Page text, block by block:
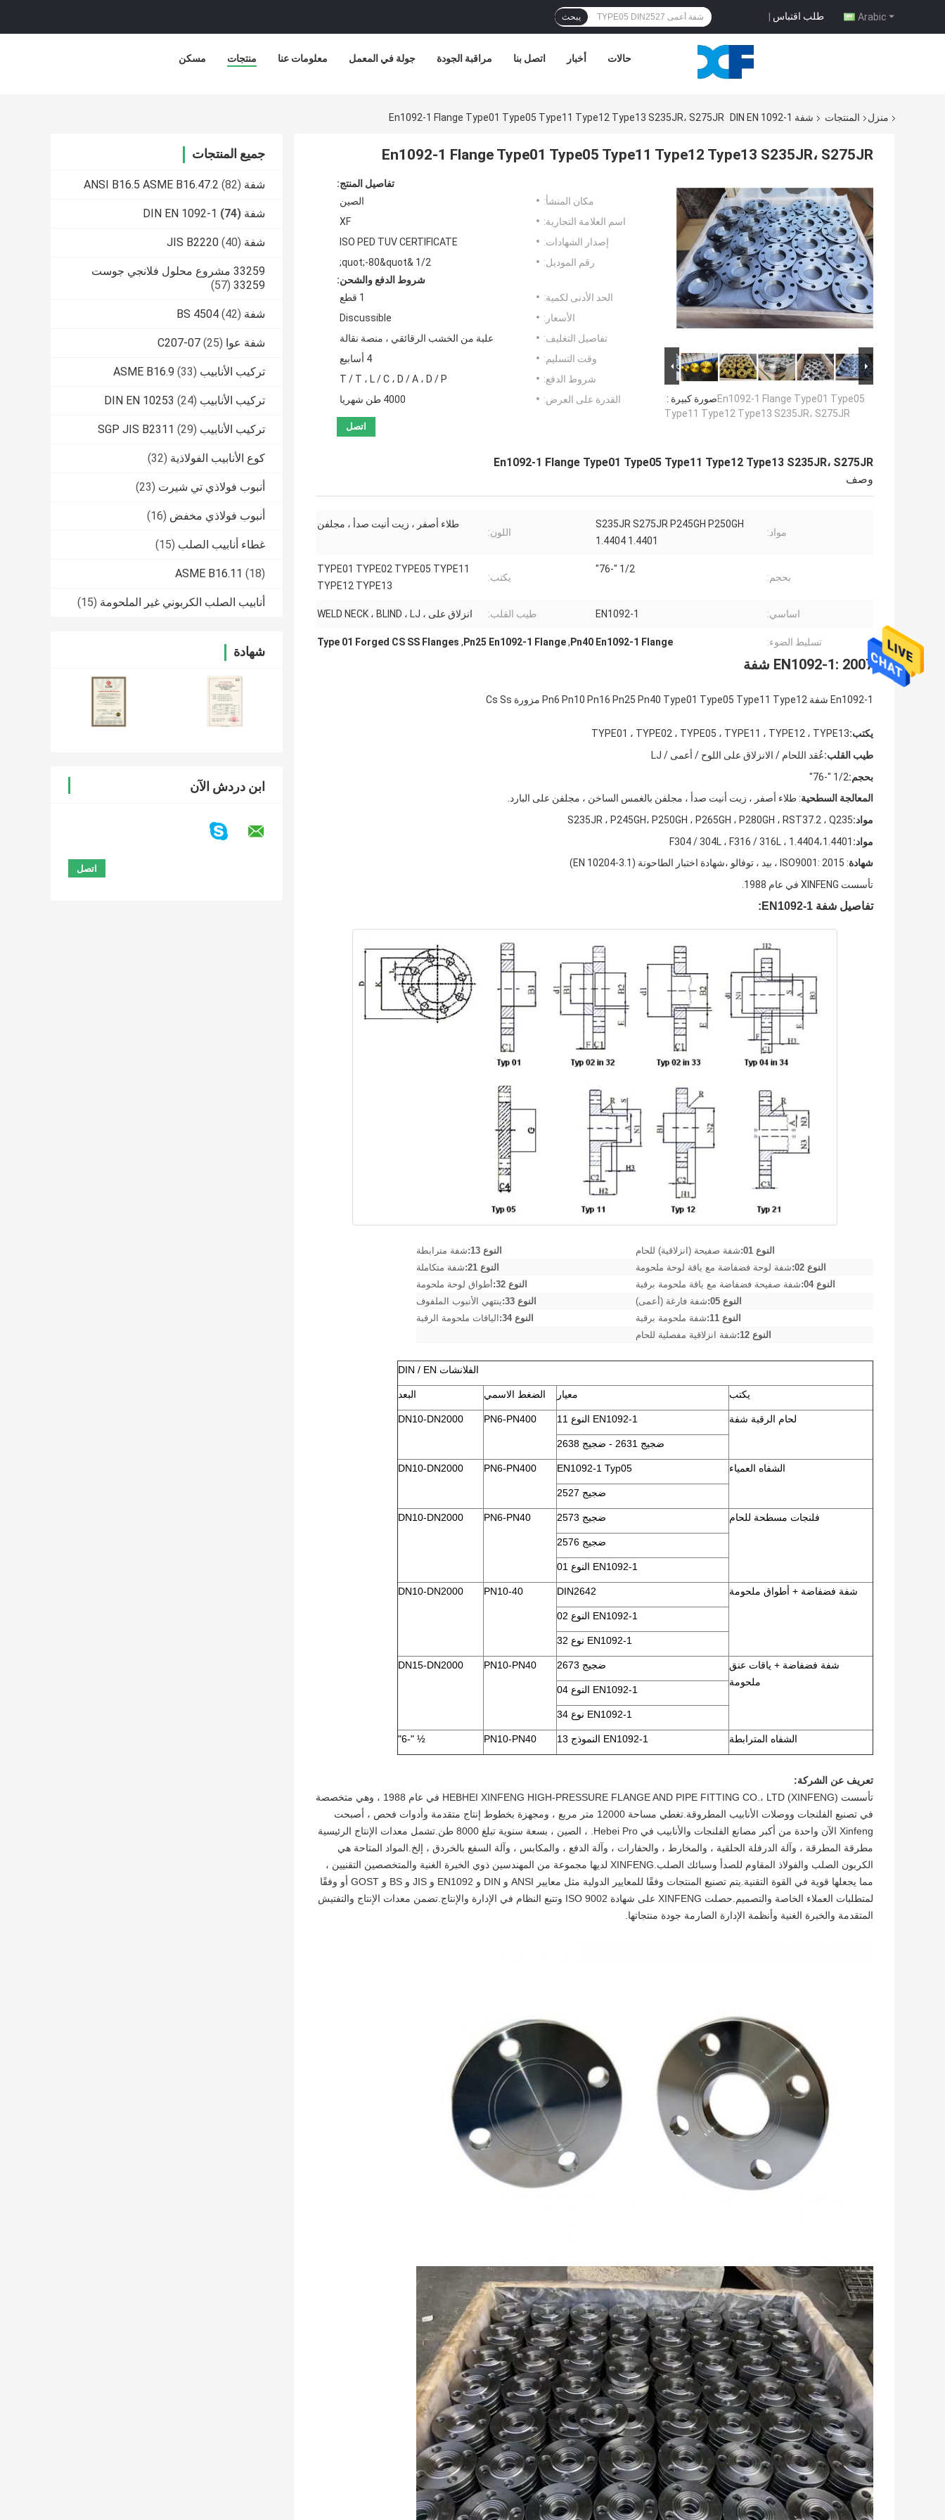
اترك رسالة
Arabic طلب اقتباس | يبحث
مسكن منتجات معلومات عنا جولة في المعمل مراقبة الجودة اتصل بنا أخبار حالات
منزل المنتجات شفة DIN EN 1092-1 En1092-1 Flange Type01 Type05 Type11 Type12 Type13 S235JR، S275JR
جميع المنتجات
شفة ANSI B16.5 ASME B16.47.2 (82)
شفة DIN EN 1092-1 (74)
شفة JIS B2220 (40)
33259 مشروع محلول فلانجي جوست
33259
(57)
شفة BS 4504 (42)
شفة عوا C207-07 (25)
تركيب الأنابيب ASME B16.9 (33)
تركيب الأنابيب DIN EN 10253 (24)
تركيب الأنابيب SGP JIS B2311 (29)
كوع الأنابيب الفولاذية (32)
أنبوب فولاذي تي شيرت (23)
أنبوب فولاذي مخفض (16)
غطاء أنابيب الصلب (15)
ASME B16.11 (18)
أنابيب الصلب الكربوني غير الملحومة (15)
شهادة
ابن دردش الآن
En1092-1 Flange Type01 Type05 Type11 Type12 Type13 S235JR، S275JR
صورة كبيرة :En1092-1 Flange Type01 Type05
Type11 Type12 Type13 S235JR، S275JR
تفاصيل المنتج:
مكان المنشأ:
الصين
اسم العلامة التجارية:
XF
إصدار الشهادات:
ISO PED TUV CERTIFICATE
رقم الموديل:
1/2 &quot;-80&quot;
شروط الدفع والشحن:
الحد الأدنى لكمية:
1 قطع
الأسعار:
Discussible
تفاصيل التغليف:
علبة من الخشب الرقائقي ، منصة نقالة
وقت التسليم:
4 أسابيع
شروط الدفع:
T / T ، L / C ، D / A ، D / P
القدرة على العرض:
4000 طن شهريا
اتصل
En1092-1 Flange Type01 Type05 Type11 Type12 Type13 S235JR، S275JR
وصف
مواد:
S235JR S275JR P245GH P250GH
1.4404 1.4401
اللون:
طلاء أصفر ، زيت أنيت صدأ ، مجلفن
بحجم:
1/2 "-76"
يكتب:
TYPE01 TYPE02 TYPE05 TYPE11
TYPE12 TYPE13
اساسي: EN1092-1 طيب القلب: انزلاق على ، WELD NECK ، BLIND ، LJ
تسليط الضوء: Pn40 En1092-1 Flange
,
Pn25 En1092-1 Flange
,
Type 01 Forged CS SS Flanges
EN1092-1: 2007 شفة
En1092-1 شفة Pn6 Pn10 Pn16 Pn25 Pn40 Type01 Type05 Type11 Type12 مزورة Cs Ss
يكتب:TYPE01 ، TYPE02 ، TYPE05 ، TYPE11 ، TYPE12 ، TYPE13
طيب القلب:عُقد اللحام / الانزلاق على اللوح / أعمى / LJ
بحجم:1/2 "-76"
المعالجة السطحية: طلاء أصفر ، زيت أنيت صدأ ، مجلفن بالغمس الساخن ، مجلفن على البارد.
مواد:
S235JR ، P245GH، P250GH ، P265GH ، P280GH ، RST37.2 ، Q235
مواد: 1.4404،1.4401 ، F304 / 304L ، F316 / 316L
شهادة: ISO9001: 2015 ، بيد ، توفالو ،
شهادة اختبار الطاحونة (EN 10204-3.1)
تأسست XINFENG في عام 1988.
تفاصيل شفة EN1092-1:
النوع 01: شفة صفيحة (انزلاقية) للحام النوع 13:
شفة مترابطة
النوع 02:
شفة لوحة فضفاضة مع ياقة لوحة ملحومة النوع 21:
شفة متكاملة
النوع 04:
شفة صفيحة فضفاضة مع ياقة ملحومة برقبة النوع 32:
أطواق لوحة ملحومة
النوع 05:
شفة فارغة (أعمى) النوع 33:
ينتهي الأنبوب الملفوف
النوع 11:
شفة ملحومة برقبة النوع 34:
الياقات ملحومة الرقبة
النوع 12:
شفة انزلاقية مفصلية للحام
الفلانشات DIN / EN
يكتب معيار الضغط الاسمي البعد
لحام الرقبة شفة EN1092-1 النوع 11 PN6-PN400
DN10-DN2000
ضجيج 2631 - ضجيج 2638
الشفاه العمياء EN1092-1 Typ05
PN6-PN400
DN10-DN2000
ضجيج 2527
فلنجات مسطحة للحام ضجيج 2573 PN6-PN40
DN10-DN2000
ضجيج 2576
EN1092-1 النوع 01
شفة فضفاضة + أطواق ملحومة DIN2642
PN10-40
DN10-DN2000
EN1092-1 النوع 02
EN1092-1 نوع 32
شفة فضفاضة + ياقات عنق
ملحومة
ضجيج 2673 PN10-PN40
DN15-DN2000
EN1092-1 النوع 04
EN1092-1 نوع 34
الشفاه المترابطة EN1092-1 النموذج 13 PN10-PN40
½ "-6"
تعريف عن الشركة:
تأسست HEBHEI XINFENG HIGH-PRESSURE FLANGE AND PIPE FITTING CO.، LTD (XINFENG) في عام 1988 ، وهي متخصصة
في تصنيع الفلنجات ووصلات الأنابيب المطروقة.تغطي مساحة 12000 متر مربع ، ومجهزة بخطوط إنتاج متقدمة وأدوات فحص ، أصبحت
Xinfeng الآن واحدة من أكبر مصانع الفلنجات والأنابيب في Hebei Pro. ، الصين ، بسعة سنوية تبلغ 8000 طن.تشمل معدات الإنتاج الرئيسية
مطرقة المطرقة ، وآلة الدرفلة الحلقية ، والمخارط ، والحفارات ، وآلة الدفع ، والمكابس ، وآلة السفع بالخردق ، إلخ.المواد المتاحة هي
الكربون الصلب والفولاذ المقاوم للصدأ وسبائك الصلب.XINFENG لديها مجموعة من المهندسين ذوي الخبرة الغنية والمتخصصين التقنيين ،
مما يجعلها قوية في القوة التقنية.يتم تصنيع المنتجات وفقًا للمعايير الدولية مثل معايير ANSI و DIN و EN1092 و JIS و BS و GOST أو وفقًا
لمتطلبات العملاء الخاصة والتصميم.حصلت XINFENG على شهادة ISO 9002 وتتبع النظام في الإدارة والإنتاج.تضمن معدات الإنتاج والتفتيش
المتقدمة والخبرة الغنية وأنظمة الإدارة الصارمة جودة منتجاتها.